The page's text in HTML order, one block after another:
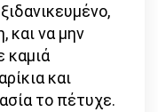
και να μην
καμιά
και
το πέτυχε.